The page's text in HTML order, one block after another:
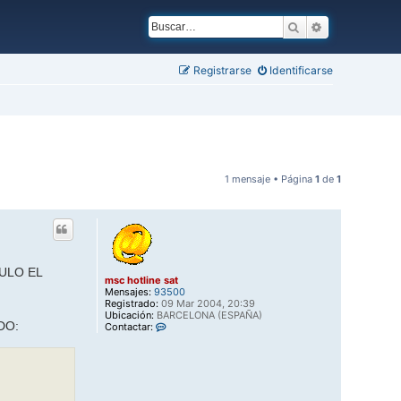
Buscar
Identificarse
Registrarse
1 mensaje • Página 1 de 1
msc hotline sat
Mensajes: 93500
Registrado: 09 Mar 2004, 20:39
Ubicación: BARCELONA (ESPAÑA)
Contactar:
EL